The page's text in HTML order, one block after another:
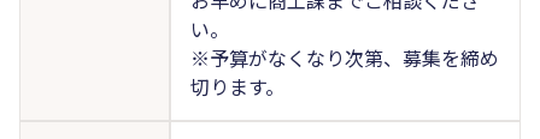
い。
※予算がなくなり次第、募集を締め
切ります。